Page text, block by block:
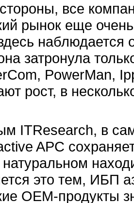
все
рынок еще
наблюдается
затронула
PowerMan,
рост, в
ITResearch, в
APC
это тем, ИБП
OEM-продукты